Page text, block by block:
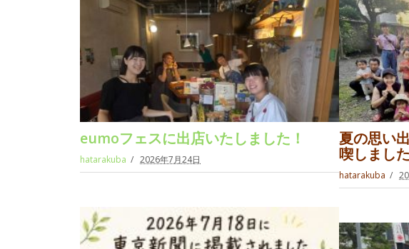
eumoフェスに出店いたしました！
hatarakuba 2026年7月24日
夏の思い
喫しまし
hatarakuba